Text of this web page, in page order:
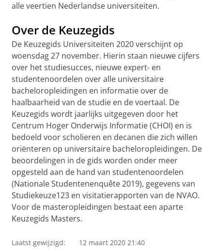
alle veertien Nederlandse universiteiten.
Over de Keuzegids
De Keuzegids Universiteiten 2020 verschijnt op
woensdag 27 november. Hierin staan nieuwe cijfers
over het studiesucces, nieuwe expert- en
studentenoordelen over alle universitaire
bacheloropleidingen en informatie over de
haalbaarheid van de studie en de voertaal. De
Keuzegids wordt jaarlijks uitgegeven door het
Centrum Hoger Onderwijs Informatie (CHOI) en is
bedoeld voor scholieren en decanen die zich willen
oriënteren op universitaire bacheloropleidingen. De
beoordelingen in de gids worden onder meer
opgesteld aan de hand van studentenoordelen
(Nationale Studentenenquête 2019), gegevens van
Studiekeuze123 en visitatierapporten van de NVAO.
Voor de masteropleidingen bestaat een aparte
Keuzegids Masters.
Laatst gewijzigd: 12 maart 2020 21:40